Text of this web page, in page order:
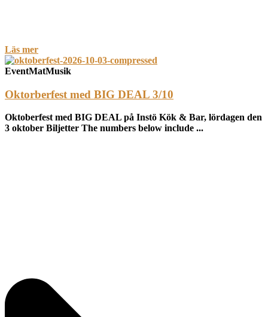
Läs mer
EventMatMusik
Oktorberfest med BIG DEAL 3/10
Oktoberfest med BIG DEAL på Instö Kök & Bar, lördagen den
3 oktober Biljetter The numbers below include ...